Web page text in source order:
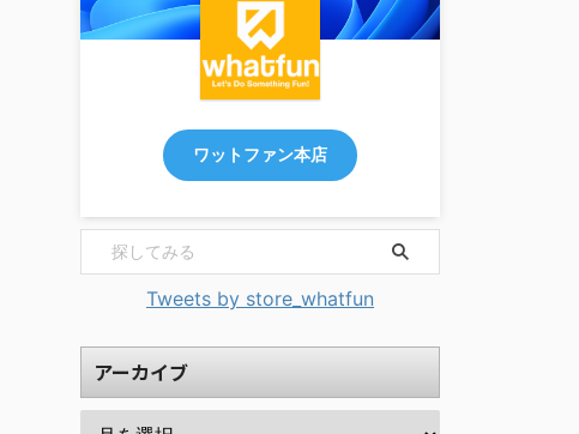
ワットファン本店
Tweets by store_whatfun
アーカイブ